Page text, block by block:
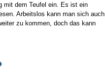
mit dem Teufel ein. Es ist ein
Arbeitslos kann man sich auch
zu kommen, doch das kann